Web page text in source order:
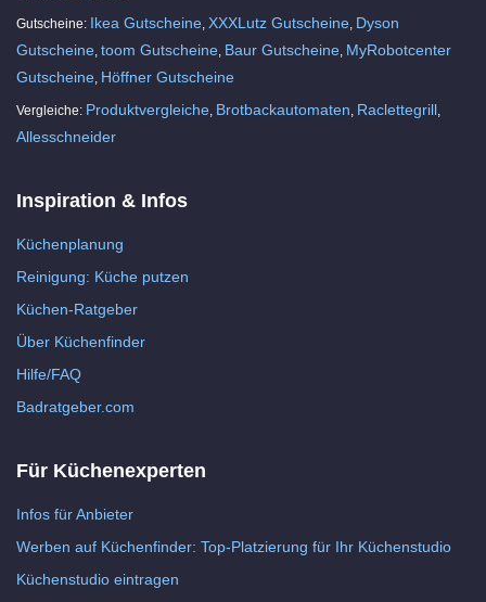
Gutscheine: Ikea Gutscheine XXXLutz Gutscheine Dyson
Gutscheine toom Gutscheine Baur Gutscheine MyRobotcenter
Gutscheine Höffner Gutscheine
Vergleiche: Produktvergleiche Brotbackautomaten Raclettegrill
Allesschneider
Inspiration & Infos
Küchenplanung
Reinigung: Küche putzen
Küchen-Ratgeber
Über Küchenfinder
Hilfe/FAQ
Badratgeber.com
Für Küchenexperten
Infos für Anbieter
Werben auf Küchenfinder: Top-Platzierung für Ihr Küchenstudio
Küchenstudio eintragen